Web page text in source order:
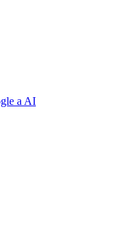
a AI